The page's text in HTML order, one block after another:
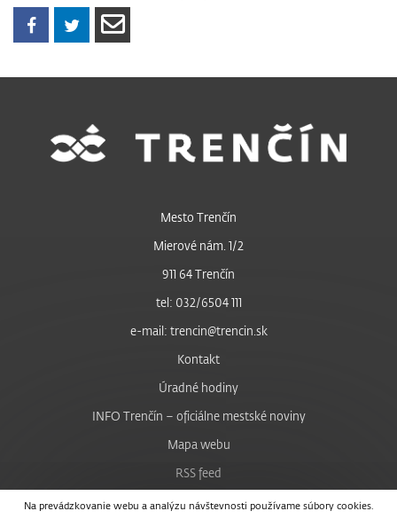
Na prevádzkovanie webu a analýzu návštevnosti používame súbory cookies.
Mesto Trenčín
Mierové nám. 1/2
911 64 Trenčín
tel: 032/6504 111
e-mail: trencin@trencin.sk
Kontakt
Úradné hodiny
INFO Trenčín – oficiálne mestské noviny
Mapa webu
RSS feed
Nastavenie cookies